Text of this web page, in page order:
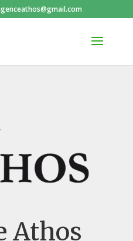
Athos